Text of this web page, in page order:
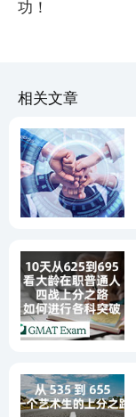
功！
相关文章